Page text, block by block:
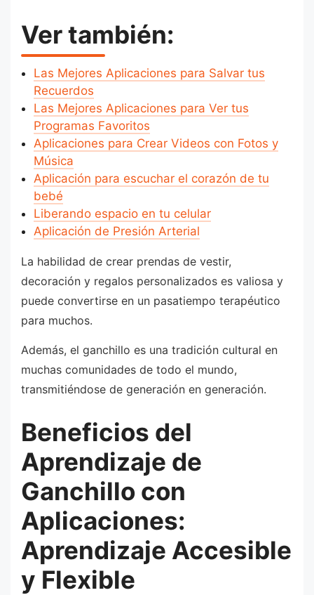
Ver también:
Las Mejores Aplicaciones para Salvar tus
Recuerdos
Las Mejores Aplicaciones para Ver tus
Programas Favoritos
Aplicaciones para Crear Videos con Fotos y
Música
Aplicación para escuchar el corazón de tu
bebé
Liberando espacio en tu celular
Aplicación de Presión Arterial
La habilidad de crear prendas de vestir,
decoración y regalos personalizados es valiosa y
puede convertirse en un pasatiempo terapéutico
para muchos.
Además, el ganchillo es una tradición cultural en
muchas comunidades de todo el mundo,
transmitiéndose de generación en generación.
Beneficios del
Aprendizaje de
Ganchillo con
Aplicaciones:
Aprendizaje Accesible
y Flexible